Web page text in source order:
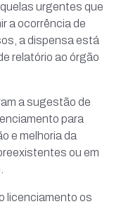
urgentes que
a ocorrência de
a dispensa está
relatório ao órgão
a sugestão de
para
e melhoria da
ou em
licenciamento os